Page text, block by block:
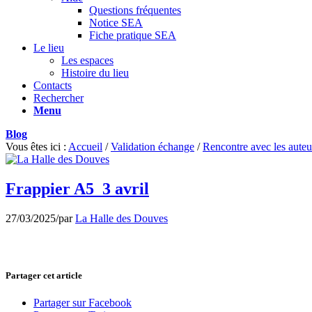
Questions fréquentes
Notice SEA
Fiche pratique SEA
Le lieu
Les espaces
Histoire du lieu
Contacts
Rechercher
Menu
Blog
Vous êtes ici : Accueil / Validation échange / Rencontre avec les
Frappier A5_3 avril
27/03/2025/parLa Halle des Douves
Partager cet article
Partager sur Facebook